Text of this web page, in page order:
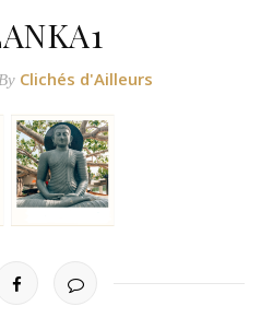
By Clichés d'Ailleurs